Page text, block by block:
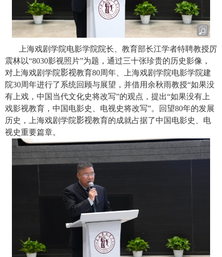
上海戏剧学院电影学院院长、教育部长江学者特聘教授厉
震林以“8030影视照片”为题，通过三十张珍贵的历史影像，
对上海戏剧学院影视教育80周年、上海戏剧学院电影学院建
院30周年进行了系统回顾与展望，并借用余秋雨教授“如果没
有上戏，中国当代文化史将改写”的观点，提出“如果没有上
戏影视教育，中国电影史、电视史将改写”。回望80年的发展
历史，上海戏剧学院影视教育的成就占据了中国电影史、电
视史重要篇章。